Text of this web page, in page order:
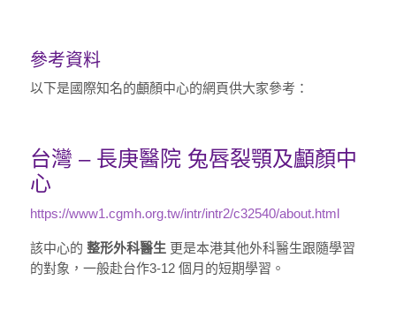
參考資料
以下是國際知名的顱顏中心的網頁供大家參考：
台灣 – 長庚醫院 兔唇裂顎及顱顏中
心
https://www1.cgmh.org.tw/intr/intr2/c32540/about.html
該中心的 整形外科醫生 更是本港其他外科醫生跟隨學習
的對象，一般赴台作3-12 個月的短期學習。